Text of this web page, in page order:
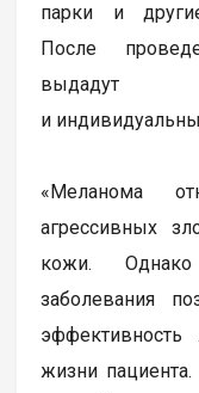
парки и
После
выдадут
и
«Меланома
агрессивных
кожи. Однако
заболевания
жизни